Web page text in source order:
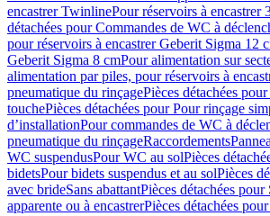
encastrer TwinlinePour réservoirs à encastrer
détachées pour Commandes de WC à
pour réservoirs à encastrer Geberit Sigma 12
Geberit Sigma 8 cmPour alimentation sur
alimentation par piles, pour réservoirs à
pneumatique du rinçagePièces détachées
touchePièces détachées pour Pour rinçage
d’installationPour commandes de WC à
pneumatique du rinçageRaccordements
WC suspendusPour WC au solPièces
bidetsPour bidets suspendus et au solPièces
avec brideSans abattantPièces détachées pour
apparente ou à encastrerPièces détachées